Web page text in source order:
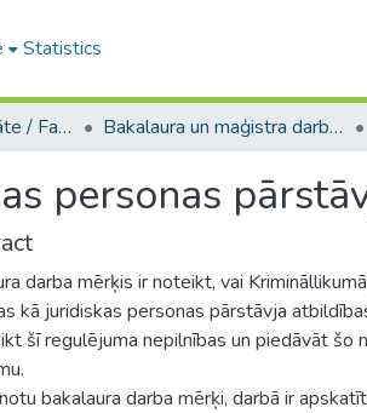
Statistics
A -- Juridiskā fakultāte / Faculty of Law Bakalaura un maģistra darbi (JF) / Bachelor's and Master's theses
personas
darba mērķis ir noteikt, vai
kā juridiskas personas pārstāvja
šī regulējuma nepilnības un piedāvāt šo
bakalaura darba mērķi, darbā ir